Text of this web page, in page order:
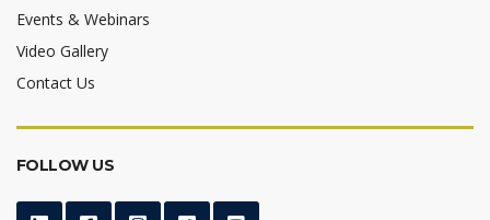
Events & Webinars
Video Gallery
Contact Us
FOLLOW US